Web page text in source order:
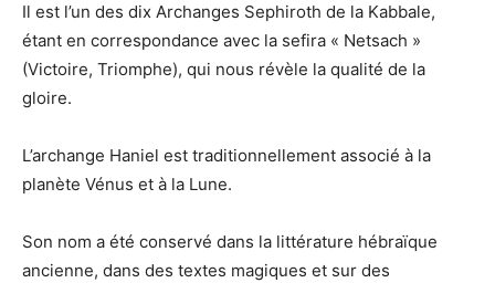
Il est l’un des dix Archanges Sephiroth de la Kabbale,
étant en correspondance avec la sefira « Netsach »
(Victoire, Triomphe), qui nous révèle la qualité de la
gloire.
L’archange Haniel est traditionnellement associé à la
planète Vénus et à la Lune.
Son nom a été conservé dans la littérature hébraïque
ancienne, dans des textes magiques et sur des